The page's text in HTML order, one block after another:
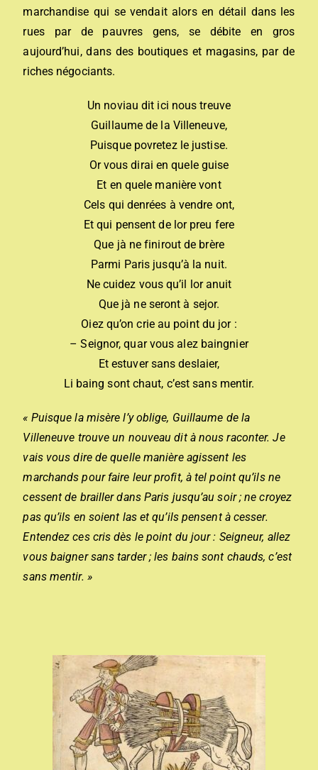
marchandise qui se vendait alors en détail dans les
rues par de pauvres gens, se débite en gros
aujourd’hui, dans des boutiques et magasins, par de
riches négociants.
Un noviau dit ici nous treuve
Guillaume de la Villeneuve,
Puisque povretez le justise.
Or vous dirai en quele guise
Et en quele manière vont
Cels qui denrées à vendre ont,
Et qui pensent de lor preu fere
Que jà ne finirout de brère
Parmi Paris jusqu’à la nuit.
Ne cuidez vous qu’il lor anuit
Que jà ne seront à sejor.
Oiez qu’on crie au point du jor :
– Seignor, quar vous alez baingnier
Et estuver sans deslaier,
Li baing sont chaut, c’est sans mentir.
« Puisque la misère l’y oblige, Guillaume de la
Villeneuve trouve un nouveau dit à nous raconter. Je
vais vous dire de quelle manière agissent les
marchands pour faire leur profit, à tel point qu’ils ne
cessent de brailler dans Paris jusqu’au soir ; ne croyez
pas qu’ils en soient las et qu’ils pensent à cesser.
Entendez ces cris dès le point du jour : Seigneur, allez
vous baigner sans tarder ; les bains sont chauds, c’est
sans mentir. »